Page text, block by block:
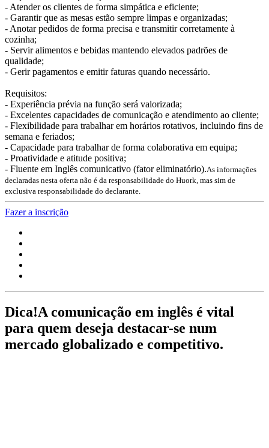
- Atender os clientes de forma simpática e eficiente;
- Garantir que as mesas estão sempre limpas e organizadas;
- Anotar pedidos de forma precisa e transmitir corretamente à
cozinha;
- Servir alimentos e bebidas mantendo elevados padrões de
qualidade;
- Gerir pagamentos e emitir faturas quando necessário.
Requisitos:
- Experiência prévia na função será valorizada;
- Excelentes capacidades de comunicação e atendimento ao cliente;
- Flexibilidade para trabalhar em horários rotativos, incluindo fins de
semana e feriados;
- Capacidade para trabalhar de forma colaborativa em equipa;
- Proatividade e atitude positiva;
- Fluente em Inglês comunicativo (fator eliminatório).As informações
declaradas nesta oferta não é da responsabilidade do Huork, mas sim de
exclusiva responsabilidade do declarante.
Fazer a inscrição
Dica!A comunicação em inglês é vital
para quem deseja destacar-se num
mercado globalizado e competitivo.